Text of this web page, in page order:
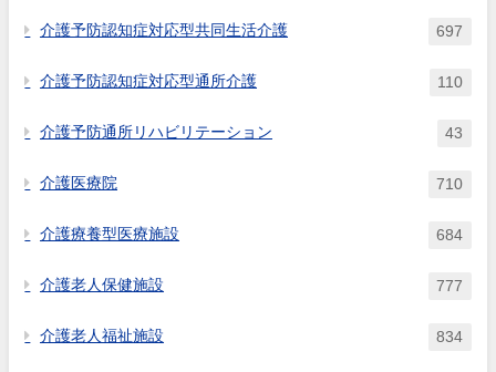
介護予防認知症対応型共同生活介護 697
介護予防認知症対応型通所介護 110
介護予防通所リハビリテーション 43
介護医療院 710
介護療養型医療施設 684
介護老人保健施設 777
介護老人福祉施設 834